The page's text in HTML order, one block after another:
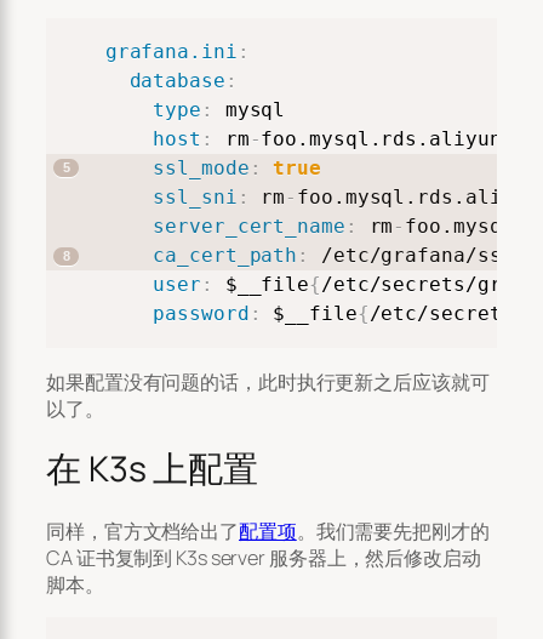
grafana.ini :
database :
type :
mysql
host : rm -
ssl_mode :
true
ssl_sni : rm -
server_cert_name : rm -
ca_cert_path :
/etc/grafana/ssl
user : $__file{/etc/secrets/
password : $__file{/etc/secrets/
如果配置没有问题的话，此时执行更新之后应该就可
以了。
在 K3s 上配置
同样，官方文档给出了配置项。我们需要先把刚才的
CA 证书复制到 K3s server 服务器上，然后修改启动
脚本。